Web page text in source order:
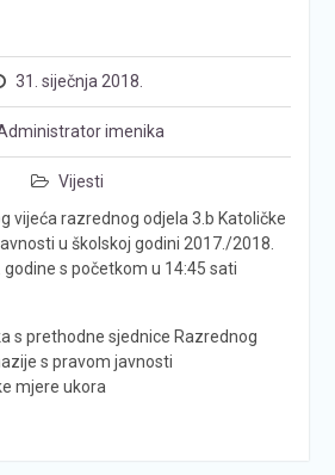
31. siječnja 2018.
imenika
Vijesti
vijeća razrednog odjela 3.b Katoličke
u školskoj godini 2017./2018.
godine s početkom u 14:45 sati
s prethodne sjednice Razrednog
s pravom javnosti
mjere ukora